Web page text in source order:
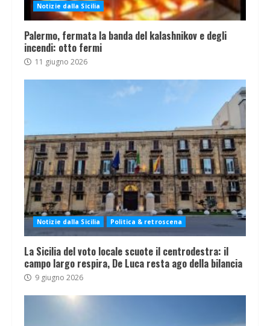
Notizie dalla Sicilia
Palermo, fermata la banda del kalashnikov e degli
incendi: otto fermi
11 giugno 2026
Notizie dalla Sicilia Politica & retroscena
La Sicilia del voto locale scuote il centrodestra: il
campo largo respira, De Luca resta ago della bilancia
9 giugno 2026